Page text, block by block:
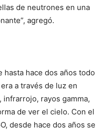
de neutrones en una
agregó.
hasta hace dos años todo
a través de luz en
rayos gamma,
de ver el cielo. Con el
desde hace dos años se